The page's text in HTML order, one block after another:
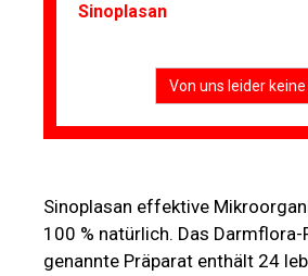
Sinoplasan
Von uns leider
Sinoplasan effektive
100 % natürlich. Das
genannte Präparat enthält 24